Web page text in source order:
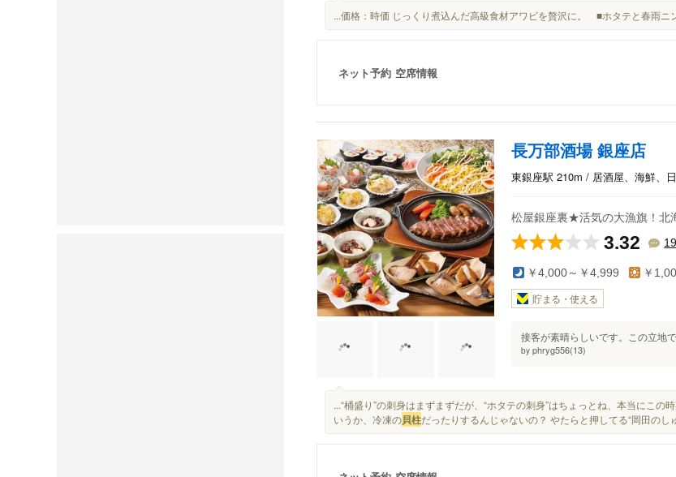
...価格：時価 じっくり煮込んだ高級食材アワビを贅沢に。 ■ホタテと春雨ニ
ネット予約 空席情報
長万部酒場 銀座店
東銀座駅 210m / 居酒屋、海鮮、
松屋銀座裏★活気の大漁旗！北
3.32
￥4,000～￥4,999 ￥
貯まる・使える
接客が素晴らしいです。この立地
by phryg556(13)
...“桶盛り”の刺身はまずまずだが、“ホタテの刺身”はちょっとね、本当にこの
いうか、冷凍の貝柱だったりするんじゃないの？ やたらと押してる“岡田のし